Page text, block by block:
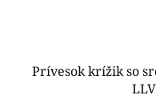
Prívesok krížik so